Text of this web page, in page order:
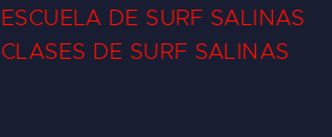
ESCUELA DE SURF SALINAS
CLASES DE SURF SALINAS